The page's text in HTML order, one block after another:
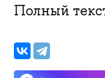
Полный